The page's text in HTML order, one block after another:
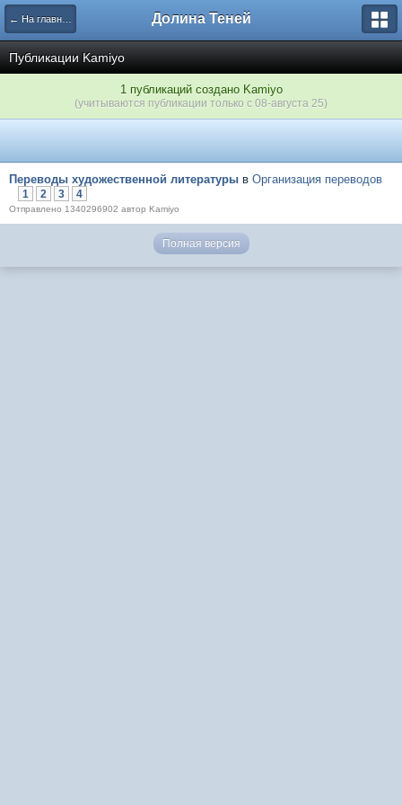
← На главную Долина Теней
Публикации Kamiyo
1 публикаций создано Kamiyo
(учитываются публикации только с 08-августа 25)
Переводы художественной литературы в Организация переводов
1 2 3 4
Отправлено 1340296902 автор Kamiyo
Полная версия